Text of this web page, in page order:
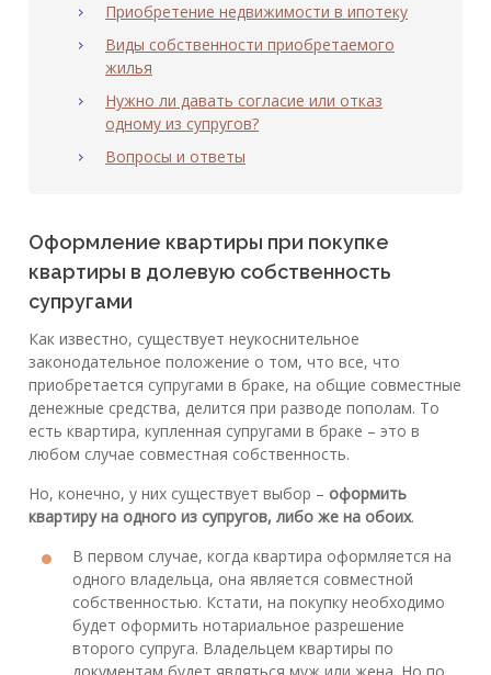
Приобретение недвижимости в ипотеку
Виды собственности приобретаемого
жилья
Нужно ли давать согласие или отказ
одному из супругов?
Вопросы и ответы
Оформление квартиры при покупке
квартиры в долевую собственность
супругами
Как известно, существует неукоснительное
законодательное положение о том, что все, что
приобретается супругами в браке, на общие совместные
денежные средства, делится при разводе пополам. То
есть квартира, купленная супругами в браке – это в
любом случае совместная собственность.
Но, конечно, у них существует выбор – оформить
квартиру на одного из супругов, либо же на обоих.
В первом случае, когда квартира оформляется на
одного владельца, она является совместной
собственностью. Кстати, на покупку необходимо
будет оформить нотариальное разрешение
второго супруга. Владельцем квартиры по